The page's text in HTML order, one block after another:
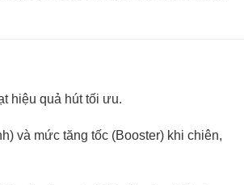
hiệu quả hút tối ưu.
và mức tăng tốc (Booster) khi chiên,